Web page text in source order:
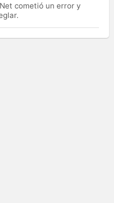
cometió un error y